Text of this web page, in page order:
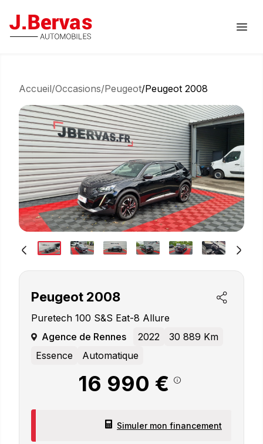
J.Bervas
Accueil/Occasions/Peugeot/Peugeot 2008
Peugeot 2008
Puretech 100 S&s Eat-8 Allure
Agence de Rennes
2022
30 889 Km
Essence
Automatique
16 990 €
Simuler mon financement